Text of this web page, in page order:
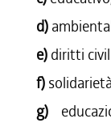
d)
e) diritti
f)
g)